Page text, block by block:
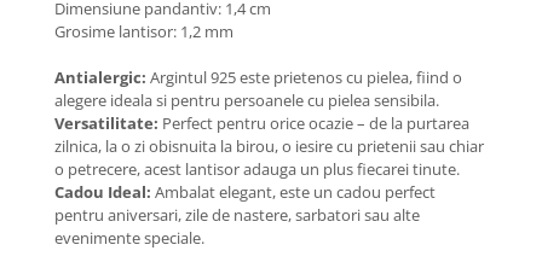
Coliere cu Molecule
BRĂȚĂRI
BRĂȚĂRI CU ȘNUR REGLABIL
Brățări din Aur cu șnur reglabil
Brățări din Argint cu șnur reglabil
BRĂȚĂRI CU PIETRE SEMIPREȚIOASE
Dimensiune pandantiv: 1,4 cm
Grosime lantisor: 1,2 mm
Antialergic: Argintul 925 este prietenos cu pielea, fiind o
alegere ideala si pentru persoanele cu pielea sensibila.
Versatilitate: Perfect pentru orice ocazie – de la purtarea
zilnica, la o zi obisnuita la birou, o iesire cu prietenii sau chiar
o petrecere, acest lantisor adauga un plus fiecarei tinute.
Cadou Ideal: Ambalat elegant, este un cadou perfect
pentru aniversari, zile de nastere, sarbatori sau alte
evenimente speciale.